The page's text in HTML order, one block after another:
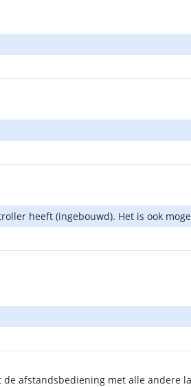
heeft (ingebouwd). Het is ook
afstandsbediening met alle andere